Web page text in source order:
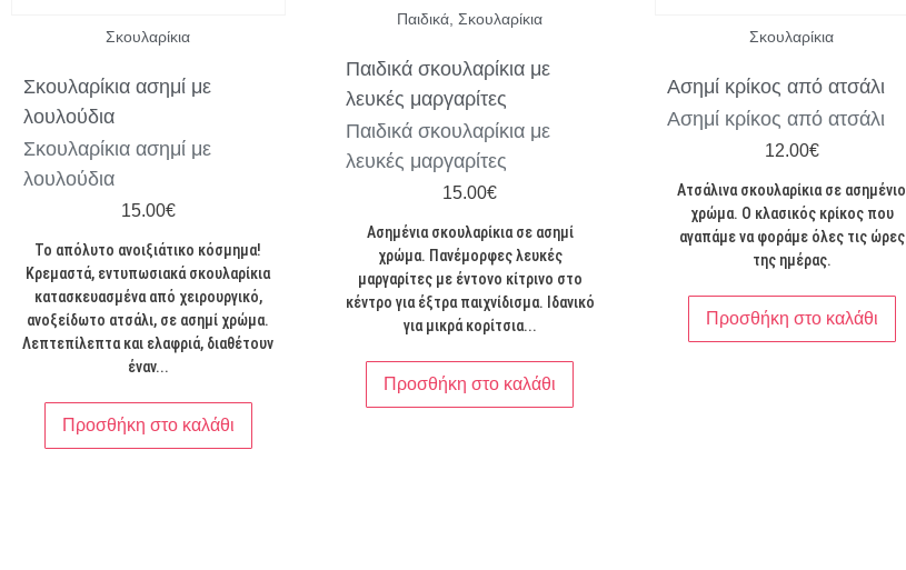
Σκουλαρίκια
Σκουλαρίκια ασημί με
λουλούδια
Σκουλαρίκια ασημί με
λουλούδια
15.00€
Το απόλυτο ανοιξιάτικο κόσμημα!
Κρεμαστά, εντυπωσιακά σκουλαρίκια
κατασκευασμένα από χειρουργικό,
ανοξείδωτο ατσάλι, σε ασημί χρώμα.
Λεπτεπίλεπτα και ελαφριά, διαθέτουν
έναν...
Προσθήκη στο καλάθι
Παιδικά,Σκουλαρίκια
Παιδικά σκουλαρίκια με
λευκές μαργαρίτες
Παιδικά σκουλαρίκια με
λευκές μαργαρίτες
15.00€
Ασημένια σκουλαρίκια σε ασημί
χρώμα. Πανέμορφες λευκές
μαργαρίτες με έντονο κίτρινο στο
κέντρο για έξτρα παιχνίδισμα. Ιδανικό
για μικρά κορίτσια...
Προσθήκη στο καλάθι
Σκουλαρίκια
Ασημί κρίκος από ατσάλι
Ασημί κρίκος από ατσάλι
12.00€
Ατσάλινα σκουλαρίκια σε ασημένιο
χρώμα. Ο κλασικός κρίκος που
αγαπάμε να φοράμε όλες τις ώρες
της ημέρας.
Προσθήκη στο καλάθι